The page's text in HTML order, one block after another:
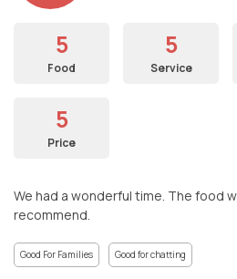
5
Food
5
Service
5
Price
We had a wonderful time. The food
recommend.
Good For Families Good for chatting